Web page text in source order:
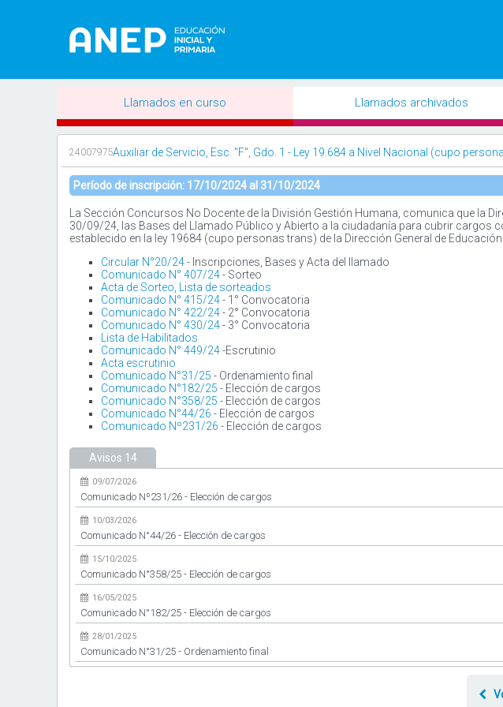
Llamados en curso Llamados archivados
24007975Auxiliar de Servicio, Esc. "F", Gdo. 1 - Ley 19.684 a Nivel Nacional (cupo
Período de inscripción: 17/10/2024 al 31/10/2024
La Sección Concursos No Docente de la División Gestión Humana, comunica que la
30/09/24, las Bases del Llamado Público y Abierto a la ciudadanía para cubrir cargos
establecido en la ley 19684 (cupo personas trans) de la Dirección General de Educación
Circular N°20/24- Inscripciones, Bases y Acta del llamado
Comunicado N° 407/24- Sorteo
Acta de Sorteo, Lista de sorteados
Comunicado N° 415/24- 1° Convocatoria
Comunicado N° 422/24- 2° Convocatoria
Comunicado N° 430/24- 3° Convocatoria
Lista de Habilitados
Comunicado N° 449/24-Escrutinio
Acta escrutinio
Comunicado N°31/25 - Ordenamiento final
Comunicado N°182/25 - Elección de cargos
Comunicado N°358/25 - Elección de cargos
Comunicado N°44/26 - Elección de cargos
Comunicado Nº231/26 - Elección de cargos
Avisos 14
09/07/2026
Comunicado Nº231/26 - Elección de cargos
10/03/2026
Comunicado N°44/26 - Elección de cargos
15/10/2025
Comunicado N°358/25 - Elección de cargos
16/05/2025
Comunicado N°182/25 - Elección de cargos
28/01/2025
Comunicado N°31/25 - Ordenamiento final